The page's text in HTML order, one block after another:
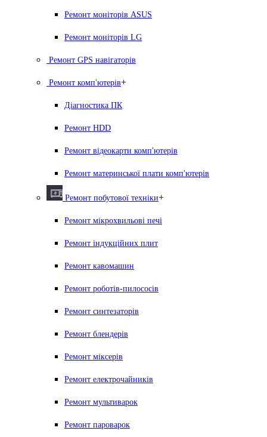
Ремонт моніторів ASUS
Ремонт моніторів LG
Ремонт GPS навігаторів
Ремонт комп'ютерів+
Діагностика ПК
Ремонт HDD
Ремонт відеокарти комп'ютерів
Ремонт материнської плати комп'ютерів
Ремонт побутової техніки+
Ремонт мікрохвильові печі
Ремонт індукційних плит
Ремонт кавомашин
Ремонт роботів-пилососів
Ремонт синтезаторів
Ремонт блендерiв
Ремонт мiксерiв
Ремонт електрочайників
Ремонт мультиварок
Ремонт пароварок